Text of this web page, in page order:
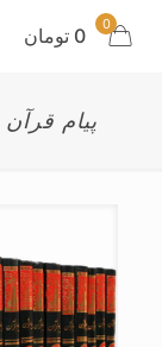
0 0 تومان
پیام